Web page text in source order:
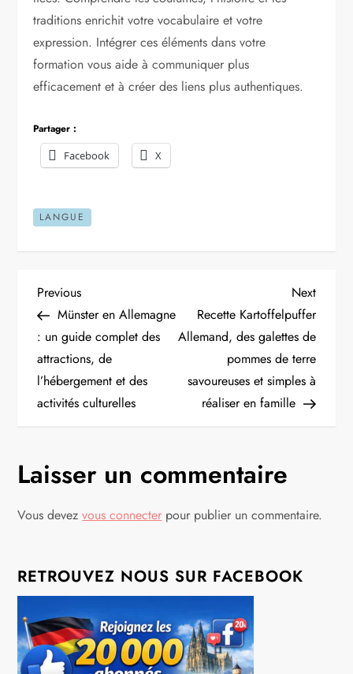
traditions enrichit votre vocabulaire et votre
expression. Intégrer ces éléments dans votre
formation vous aide à communiquer plus
efficacement et à créer des liens plus authentiques.
Partager :
Facebook
X
LANGUE
N
a
v
i
a
t
o
n
Previous
Post
Previous
Münster en Allemagne
: un guide complet des
attractions, de
l’hébergement et des
activités culturelles
Next
Post
Next
Recette Kartoffelpuffer
Allemand, des galettes de
pommes de terre
savoureuses et simples à
réaliser en famille
Laisser un commentaire
Vous devezvous connecter pour publier un commentaire.
RETROUVEZ NOUS SUR FACEBOOK